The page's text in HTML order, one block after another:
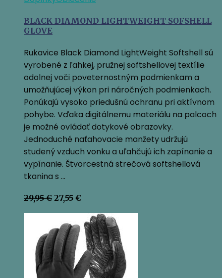
BLACK DIAMOND LIGHTWEIGHT SOFSHELL
GLOVE
Rukavice Black Diamond LightWeight Softshell sú
vyrobené z ľahkej, pružnej softshellovej textílie
odolnej voči poveternostným podmienkam a
umožňujúcej výkon pri náročných podmienkach.
Ponúkajú vysoko priedušnú ochranu pri aktívnom
pohybe. Vďaka digitálnemu materiálu na palcoch
je možné ovládať dotykové obrazovky.
Jednoduché naťahovacie manžety udržujú
studený vzduch vonku a uľahčujú ich zapínanie a
vypínanie. Štvorcestná strečová softshellová
tkanina s …
29,95€ Pôvodná
29,95 €.
27,55 €
je:
27,55 €.